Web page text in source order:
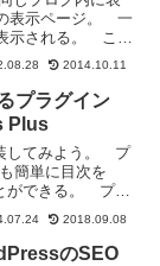
表示ページ。 一
示される。 この
2014.10.11
プラグイン
Plus
してみよう。 プ
簡単に目次を
ができる。 プラ
をつける方法も
インを使ってみ
につけるプラ...
2018.09.08
のSEO